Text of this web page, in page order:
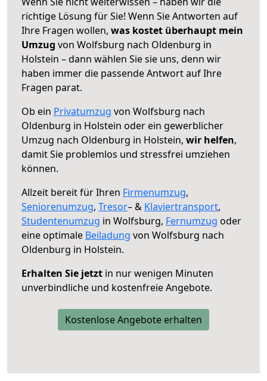
richtige Lösung für Sie! Wenn Sie Antworten auf
Ihre Fragen wollen, was kostet überhaupt mein
Umzug von Wolfsburg nach Oldenburg in
Holstein – dann wählen Sie sie uns, denn wir
haben immer die passende Antwort auf Ihre
Fragen parat.
Ob ein Privatumzug von Wolfsburg nach
Oldenburg in Holstein oder ein gewerblicher
Umzug nach Oldenburg in Holstein, wir helfen,
damit Sie problemlos und stressfrei umziehen
können.
Allzeit bereit für Ihren Firmenumzug,
Seniorenumzug, Tresor– & Klaviertransport,
Studentenumzug in Wolfsburg, Fernumzug oder
eine optimale Beiladung von Wolfsburg nach
Oldenburg in Holstein.
Erhalten Sie jetzt in nur wenigen Minuten
unverbindliche und kostenfreie Angebote.
Kostenlose Angebote erhalten